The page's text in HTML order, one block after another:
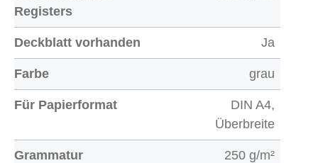
Registers
Deckblatt vorhanden Ja
Farbe grau
Für Papierformat
DIN A4,
Überbreite
Grammatur 250 g/m²